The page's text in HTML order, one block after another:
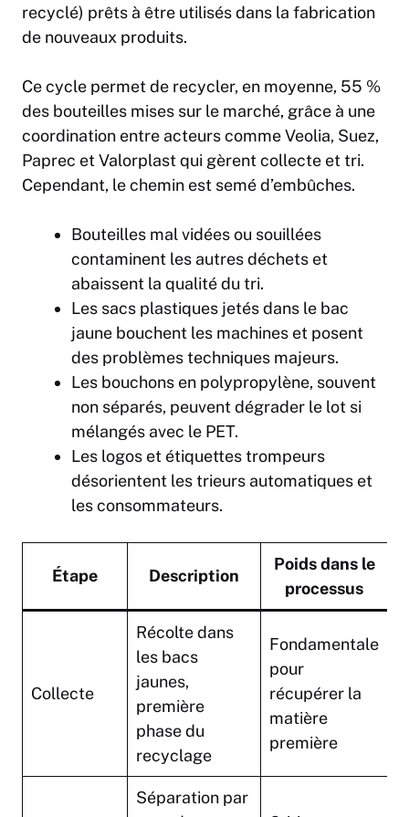
recyclé) prêts à être utilisés dans la fabrication
de nouveaux produits.
Ce cycle permet de recycler, en moyenne, 55 %
des bouteilles mises sur le marché, grâce à une
coordination entre acteurs comme Veolia, Suez,
Paprec et Valorplast qui gèrent collecte et tri.
Cependant, le chemin est semé d’embûches.
Bouteilles mal vidées ou souillées
contaminent les autres déchets et
abaissent la qualité du tri.
Les sacs plastiques jetés dans le bac
jaune bouchent les machines et posent
des problèmes techniques majeurs.
Les bouchons en polypropylène, souvent
non séparés, peuvent dégrader le lot si
mélangés avec le PET.
Les logos et étiquettes trompeurs
désorientent les trieurs automatiques et
les consommateurs.
Étape Description
Poids dans le
processus
Collecte
Récolte dans
les bacs
jaunes,
première
phase du
recyclage
Fondamentale
pour
récupérer la
matière
première
Séparation par